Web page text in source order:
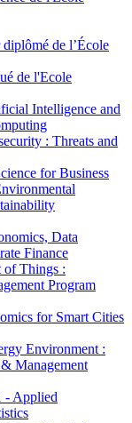
de l’École
de l'Ecole
Intelligence and
: Threats and
for Business
Data
Finance
of Things :
Program
for Smart Cities
Environment :
Management
Applied